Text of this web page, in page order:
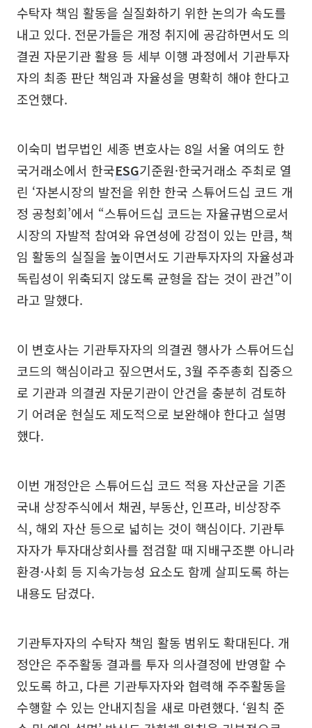
수탁자 책임 활동을 실질화하기 위한 논의가 속도를
내고 있다. 전문가들은 개정 취지에 공감하면서도 의
결권 자문기관 활용 등 세부 이행 과정에서 기관투자
자의 최종 판단 책임과 자율성을 명확히 해야 한다고
조언했다.
이숙미 법무법인 세종 변호사는 8일 서울 여의도 한
국거래소에서 한국ESG기준원·한국거래소 주최로 열
린 ‘자본시장의 발전을 위한 한국 스튜어드십 코드 개
정 공청회’에서 “스튜어드십 코드는 자율규범으로서
시장의 자발적 참여와 유연성에 강점이 있는 만큼, 책
임 활동의 실질을 높이면서도 기관투자자의 자율성과
독립성이 위축되지 않도록 균형을 잡는 것이 관건”이
라고 말했다.
이 변호사는 기관투자자의 의결권 행사가 스튜어드십
코드의 핵심이라고 짚으면서도, 3월 주주총회 집중으
로 기관과 의결권 자문기관이 안건을 충분히 검토하
기 어려운 현실도 제도적으로 보완해야 한다고 설명
했다.
이번 개정안은 스튜어드십 코드 적용 자산군을 기존
국내 상장주식에서 채권, 부동산, 인프라, 비상장주
식, 해외 자산 등으로 넓히는 것이 핵심이다. 기관투
자자가 투자대상회사를 점검할 때 지배구조뿐 아니라
환경·사회 등 지속가능성 요소도 함께 살피도록 하는
내용도 담겼다.
기관투자자의 수탁자 책임 활동 범위도 확대된다. 개
정안은 주주활동 결과를 투자 의사결정에 반영할 수
있도록 하고, 다른 기관투자자와 협력해 주주활동을
수행할 수 있는 안내지침을 새로 마련했다. ‘원칙 준